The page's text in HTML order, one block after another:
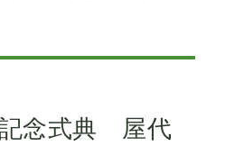
記念式典 屋代